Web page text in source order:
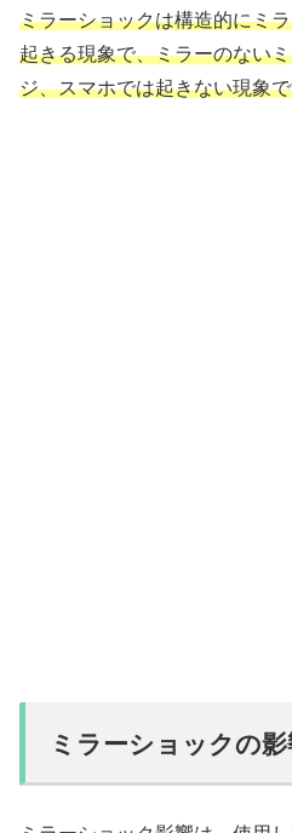
ミラーショックは構造的にミ
起きる現象で、ミラーのない
ジ、スマホでは起きない現象
ミラーショックの影